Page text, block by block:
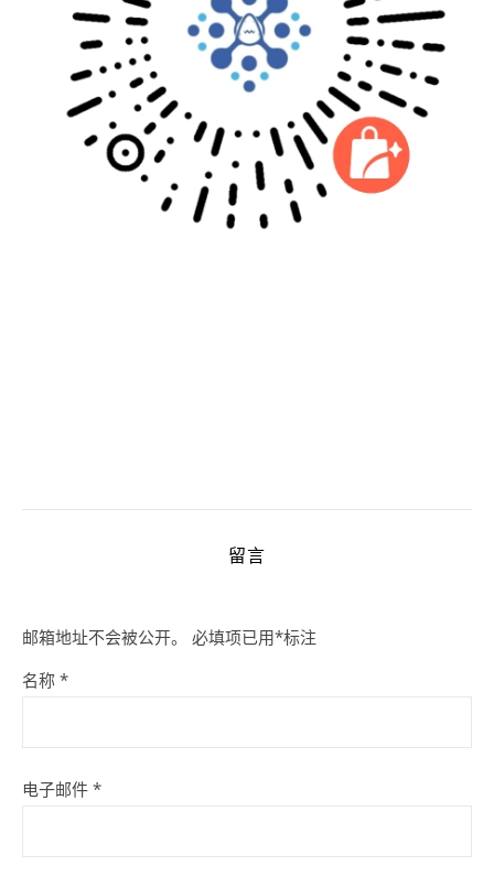
留言
邮箱地址不会被公开。 必填项已用*标注
名称 *
电子邮件 *